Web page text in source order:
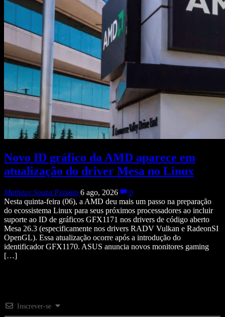
Novo ID gráfico da AMD aparece em
atualização do driver Mesa no Linux
Matheus Souza Peixoto 6 ago, 2026
0
Nesta quinta-feira (06), a AMD deu mais um passo na preparação
do ecossistema Linux para seus próximos processadores ao incluir
suporte ao ID de gráficos GFX1171 nos drivers de código aberto
Mesa 26.3 (especificamente nos drivers RADV Vulkan e RadeonSI
OpenGL). Essa atualização ocorre após a introdução do
identificador GFX1170. ASUS anuncia novos monitores gaming
[…]
Inscrever-se